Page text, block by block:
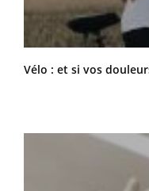
Vélo : et si vos